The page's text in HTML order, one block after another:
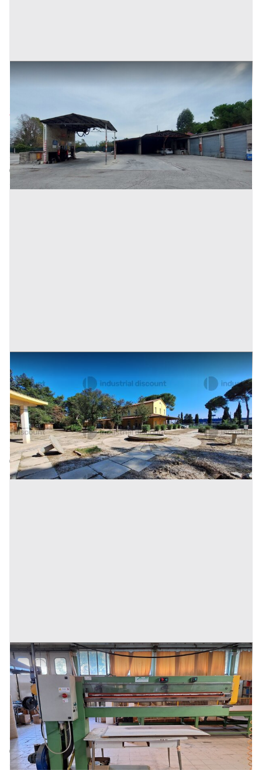
1#7771 Ramo di azienda dedita a commercio
prodotti petroliferi
Inserito il: 11/11/2025
Cupra Marittima (Ascoli Piceno)
Annuncio scaduto
374.929 €
Codice annuncio:1024856031
1#9034 Cessione di centro termale “Terme
dell’Aspio”
Inserito il: 06/06/2025
Camerano (Ancona)
Annuncio scaduto
Prezzo
500.155 €
Codice annuncio:1332391949
1#8779 Cessione contratto di affitto del ramo
d'azienda dedito alla produzione di nastri finitori
Inserito il: 19/09/2024
Castelfidardo (Ancona)
Annuncio scaduto
Prezzo
1.500 €
Codice annuncio:1683543166